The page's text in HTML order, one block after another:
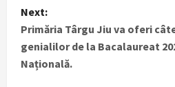
t
n
a
Next:
Primăria Târgu Jiu va oferi
genialilor de la Bacalaureat
Națională.